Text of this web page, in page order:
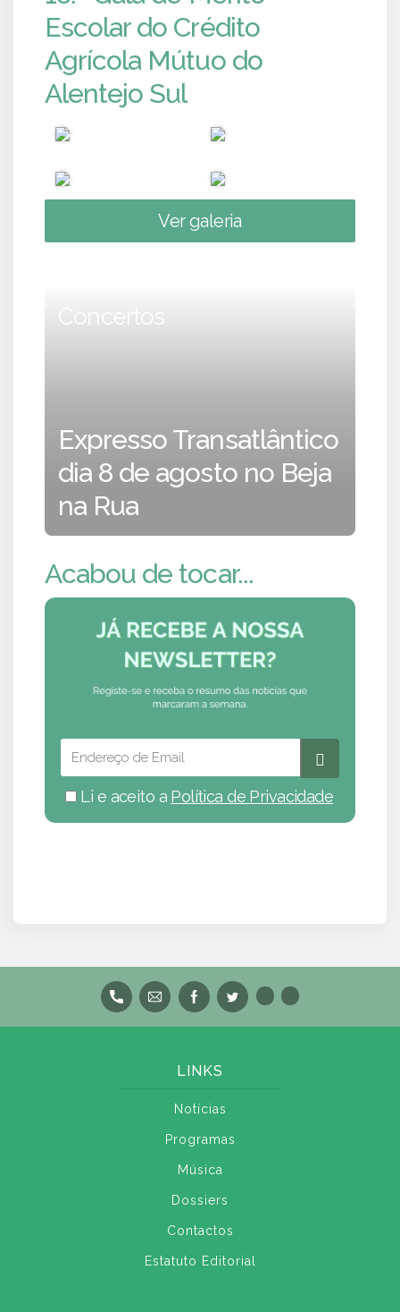
Escolar do Crédito
Agrícola Mútuo do
Alentejo Sul
Ver galeria
Concertos
Expresso Transatlântico
dia 8 de agosto no Beja
na Rua
Acabou de tocar...
Li e aceito a Política de Privacidade
LINKS
Notícias
Programas
Música
Dossiers
Contactos
Estatuto Editorial